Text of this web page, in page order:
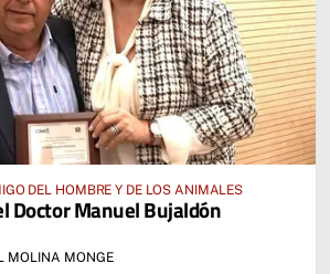
DEL HOMBRE Y DE LOS ANIMALES
MOLINA MONGE